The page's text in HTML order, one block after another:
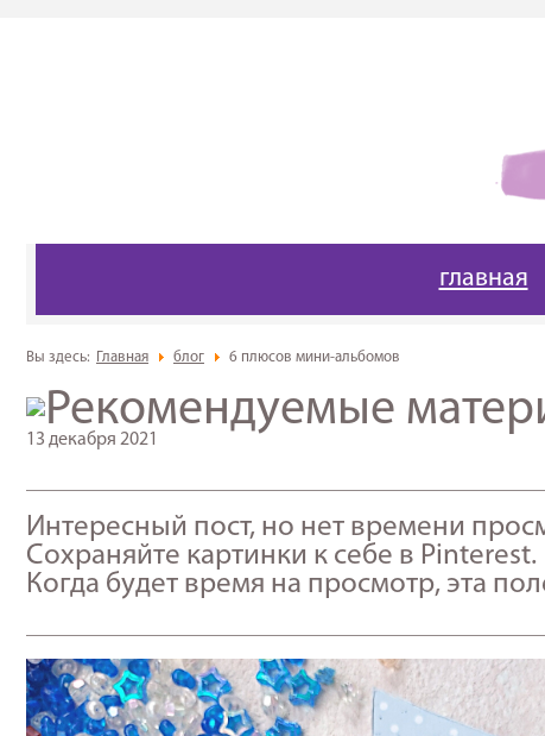
главная
Вы здесь: Главная блог 6 плюсов мини-альбомов
13 декабря 2021
Интересный пост, но нет времени
Сохраняйте картинки к себе в Pinterest.
Когда будет время на просмотр, эта